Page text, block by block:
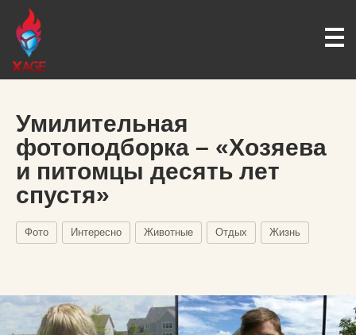
Умилительная
фотоподборка – «Хозяева
и питомцы десять лет
спустя»
Фото Интересно Животные Отдых Жизнь